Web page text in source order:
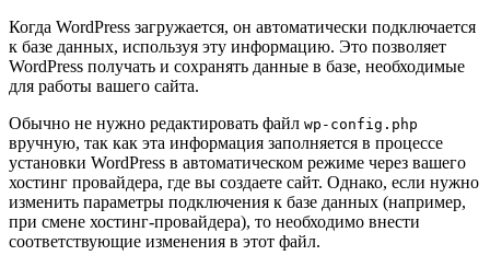
Когда WordPress загружается, он автоматически подключается
к базе данных, используя эту информацию. Это позволяет
WordPress получать и сохранять данные в базе, необходимые
для работы вашего сайта.
Обычно не нужно редактировать файл wp-config.php
вручную, так как эта информация заполняется в процессе
установки WordPress в автоматическом режиме через вашего
хостинг провайдера, где вы создаете сайт. Однако, если нужно
изменить параметры подключения к базе данных (например,
при смене хостинг-провайдера), то необходимо внести
соответствующие изменения в этот файл.